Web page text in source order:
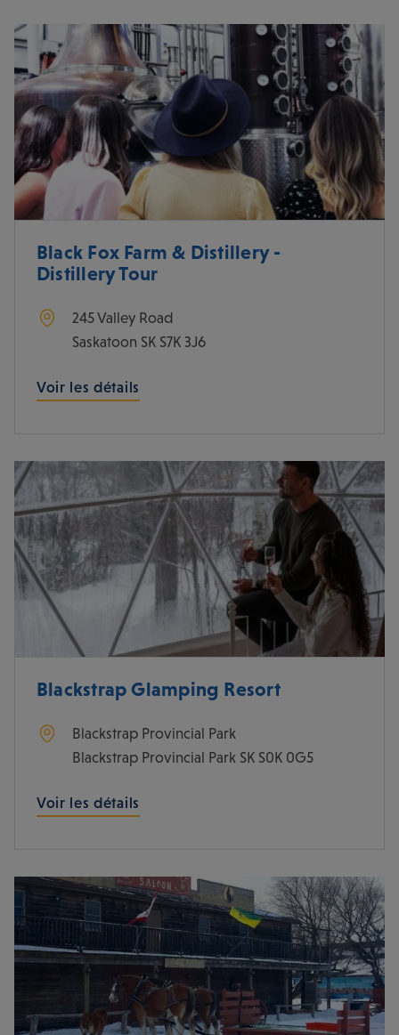
Black Fox Farm & Distillery -
Distillery Tour
245 Valley Road
Saskatoon SK S7K 3J6
Voir les détails
Blackstrap Glamping Resort
Blackstrap Provincial Park
Blackstrap Provincial Park SK S0K 0G5
Voir les détails